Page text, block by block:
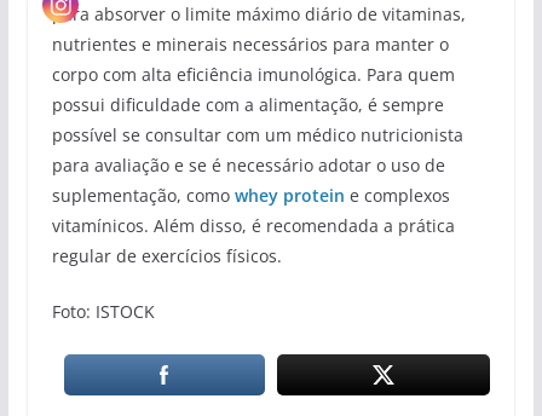
para absorver o limite máximo diário de vitaminas,
nutrientes e minerais necessários para manter o
corpo com alta eficiência imunológica. Para quem
possui dificuldade com a alimentação, é sempre
possível se consultar com um médico nutricionista
para avaliação e se é necessário adotar o uso de
suplementação, como whey protein e complexos
vitamínicos. Além disso, é recomendada a prática
regular de exercícios físicos.
Foto: ISTOCK